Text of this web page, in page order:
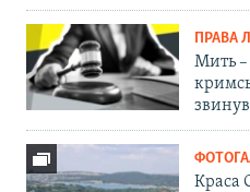
ПРАВА
Мить –
Краса